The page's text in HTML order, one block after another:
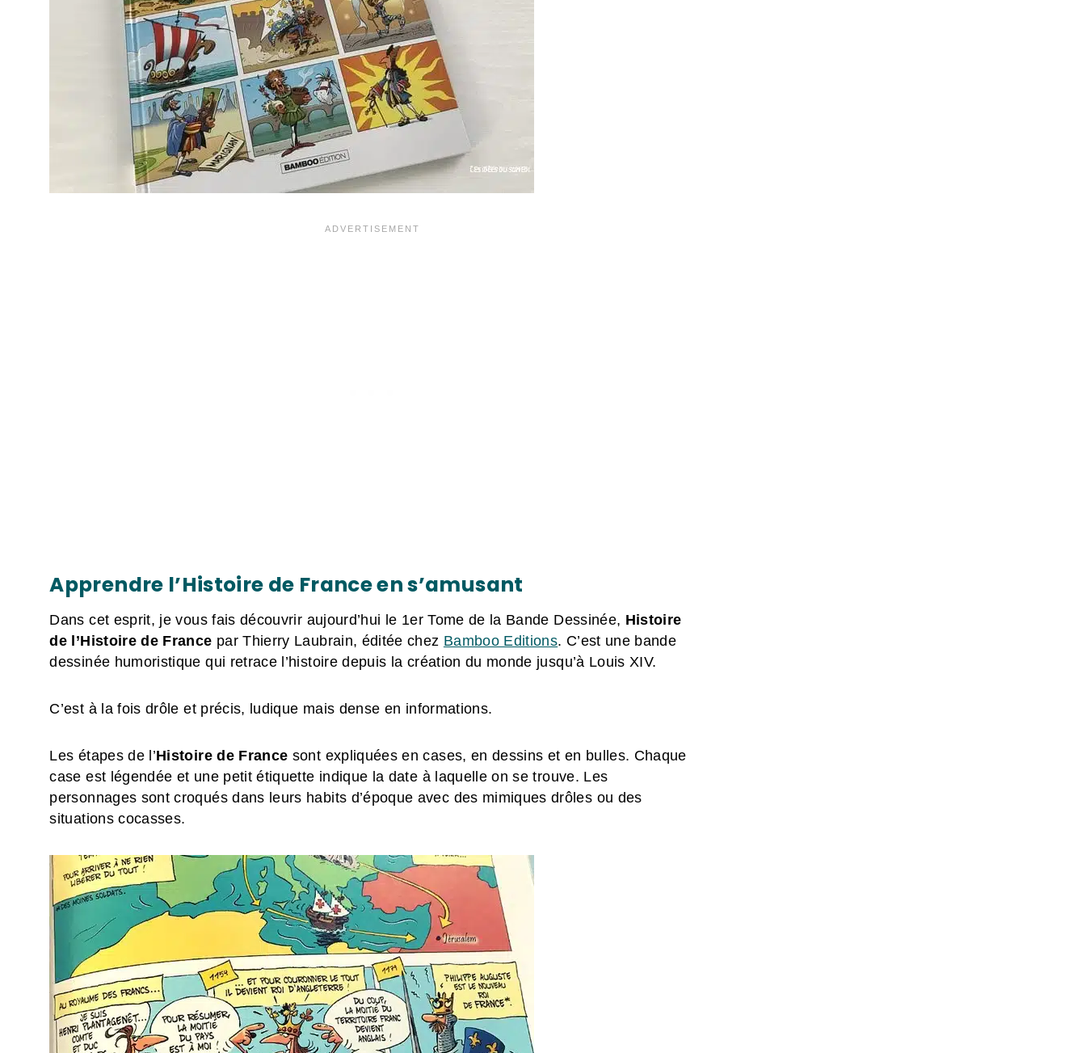
Apprendre l’Histoire de France en s’amusant
Dans cet esprit, je vous fais découvrir aujourd’hui le 1er Tome de la Bande Dessinée, Histoire
de l’Histoire de France par Thierry Laubrain, éditée chez Bamboo Editions. C’est une bande
dessinée humoristique qui retrace l’histoire depuis la création du monde jusqu’à Louis XIV.
C’est à la fois drôle et précis, ludique mais dense en informations.
Les étapes de l’Histoire de France sont expliquées en cases, en dessins et en bulles. Chaque
case est légendée et une petit étiquette indique la date à laquelle on se trouve. Les
personnages sont croqués dans leurs habits d’époque avec des mimiques drôles ou des
situations cocasses.